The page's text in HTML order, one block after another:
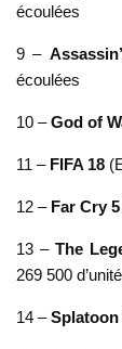
écoulées
9 –
écoulées
10 –God of
11 – FIFA 18
12 – Far Cry 5
13 –The
269 500
14 –Splatoon